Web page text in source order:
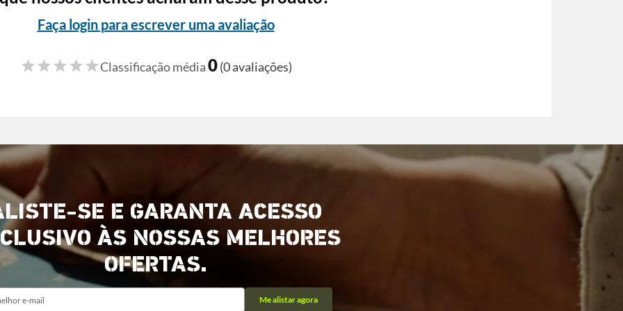
Faça login para escrever uma avaliação
Classificação média0(0 avaliações)
SE E GARANTA ACESSO
ÀS NOSSAS MELHORES
OFERTAS.
Me alistar agora